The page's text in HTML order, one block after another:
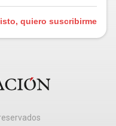
quiero suscribirme